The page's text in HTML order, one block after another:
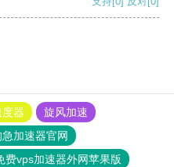
器
旋风加速
急加速器官网
费vps加速器外网苹果版